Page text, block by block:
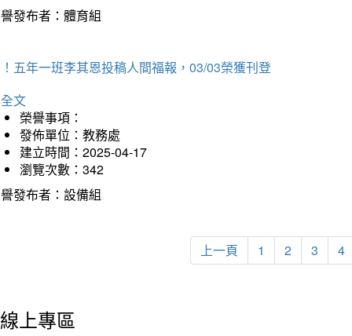
發布者：體育組
五年一班李其恩投稿人間福報，03/03榮獲刊登
文
榮譽事項：
發佈單位：教務處
建立時間：2025-04-17
瀏覽次數：342
發布者：設備組
上一頁 1 2 3 4
線上專區